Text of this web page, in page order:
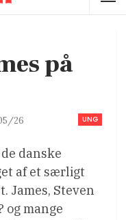
på
UNG
26
danske
af et særligt
James, Steven
og mange